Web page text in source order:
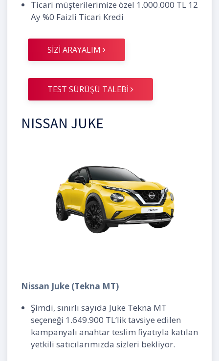
Ticari müşterilerimize özel 1.000.000 TL 12
Ay %0 Faizli Ticari Kredi
SİZİ ARAYALIM
TEST SÜRÜŞÜ TALEBİ
NISSAN JUKE
Nissan Juke (Tekna MT)
Şimdi, sınırlı sayıda Juke Tekna MT
seçeneği 1.649.900 TL’lik tavsiye edilen
kampanyalı anahtar teslim fiyatıyla katılan
yetkili satıcılarımızda sizleri bekliyor.